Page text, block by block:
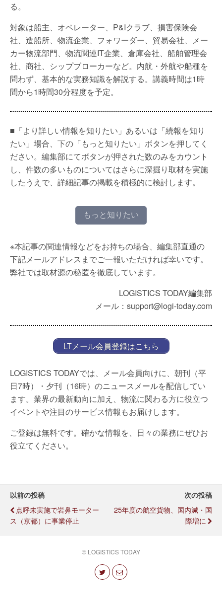
る。
対象は船主、オペレーター、P&Iクラブ、損害保険会
社、造船所、物流企業、フォワーダー、貿易会社、メー
カー物流部門、物流関連IT企業、倉庫会社、船舶管理会
社、商社、シップブローカーなど。内航・外航や船種を
問わず、基本的な実務知識を解説する。講義時間は1時
間から1時間30分程度を予定。
■「より詳しい情報を知りたい」あるいは「続報を知り
たい」場合、下の「もっと知りたい」ボタンを押してく
ださい。編集部にてボタンが押された数のみをカウント
し、件数の多いものについてはさらに深掘り取材を実施
したうえで、詳細記事の掲載を積極的に検討します。
もっと知りたい
※本記事の関連情報などをお持ちの場合、編集部直通の
下記メールアドレスまでご一報いただければ幸いです。
弊社では取材源の秘匿を徹底しています。
LOGISTICS TODAY編集部
メール：support@logi-today.com
LTメール会員登録はこちら
LOGISTICS TODAYでは、メール会員向けに、朝刊（平
日7時）・夕刊（16時）のニュースメールを配信してい
ます。業界の最新動向に加え、物流に関わる方に役立つ
イベントや注目のサービス情報もお届けします。
ご登録は無料です。確かな情報を、日々の業務にぜひお
役立てください。
以前の投稿
点呼未実施で岩鼻モーター
ス（京都）に事業停止
次の投稿
25年度の航空貨物、国内減・国
際増に
© LOGISTICS TODAY